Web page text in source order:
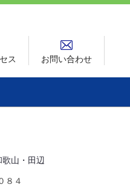
ス お問い合わせ
歌山・田辺
８４